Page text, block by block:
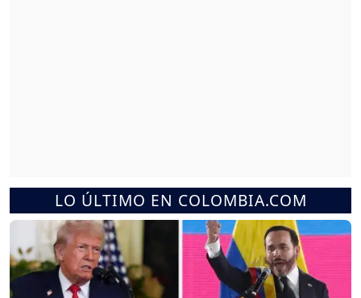
LO ÚLTIMO EN COLOMBIA.COM